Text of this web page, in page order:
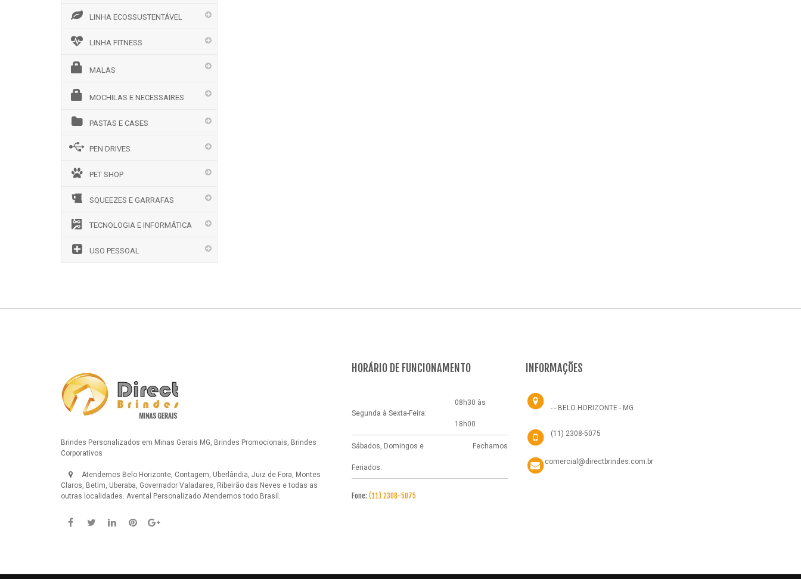
LINHA ECOSSUSTENTÁVEL
LINHA FITNESS
MALAS
MOCHILAS E NECESSAIRES
PASTAS E CASES
PEN DRIVES
PET SHOP
SQUEEZES E GARRAFAS
TECNOLOGIA E INFORMÁTICA
USO PESSOAL
Brindes Personalizados em Minas Gerais MG, Brindes Promocionais, Brindes
Corporativos
Atendemos Belo Horizonte, Contagem, Uberlândia, Juiz de Fora, Montes
Claros, Betim, Uberaba, Governador Valadares, Ribeirão das Neves e todas as
outras localidades. Avental Personalizado Atendemos todo Brasil.
HORÁRIO DE FUNCIONAMENTO
Segunda à Sexta-Feira:
08h30 às
18h00
Sábados, Domingos e
Feriados:
Fechamos
Fone: (11) 2308-5075
INFORMAÇÕES
- - BELO HORIZONTE - MG
(11) 2308-5075
comercial@directbrindes.com.br